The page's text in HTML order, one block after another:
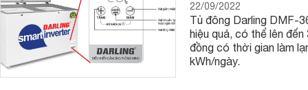
22/09/2022
Tủ đông Darling DMF-
hiệu quả, có thể lên
đồng có thời gian làm
kWh/ngày.